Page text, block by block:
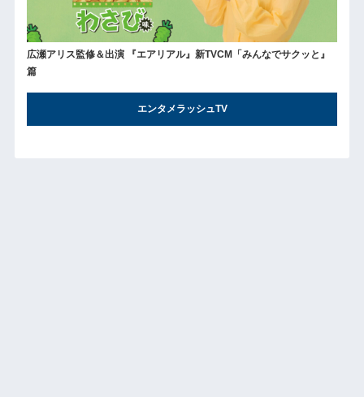
広瀬アリス監修＆出演 『エアリアル』新TVCM「みんなでサクッと』
篇
エンタメラッシュTV